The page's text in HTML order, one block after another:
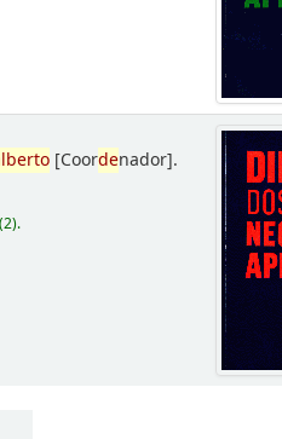
[Coordenador].
(2).